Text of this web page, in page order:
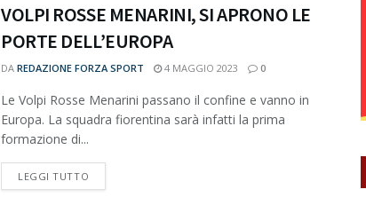
VOLPI ROSSE MENARINI, SI APRONO LE
PORTE DELL’EUROPA
DA REDAZIONE FORZA SPORT 4 MAGGIO 2023 0
Le Volpi Rosse Menarini passano il confine e vanno in
Europa. La squadra fiorentina sarà infatti la prima
formazione di...
LEGGI TUTTO